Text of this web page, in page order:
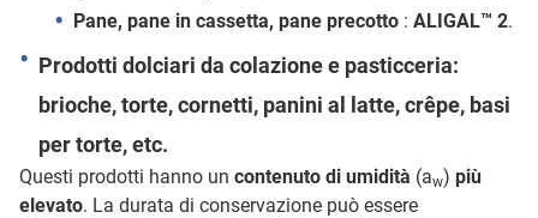
Pane, pane in cassetta, pane precotto: ALIGAL™ 2.
Prodotti dolciari da colazione e pasticceria:
brioche, torte, cornetti, panini al latte, crêpe, basi
per torte, etc.
Questi prodotti hanno un contenuto di umidità (aw) più
elevato. La durata di conservazione può essere